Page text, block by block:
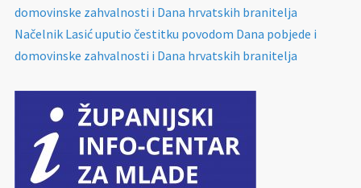
domovinske zahvalnosti i Dana hrvatskih branitelja
Načelnik Lasić uputio čestitku povodom Dana pobjede i
domovinske zahvalnosti i Dana hrvatskih branitelja